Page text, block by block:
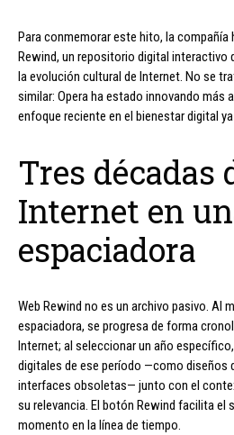
Para conmemorar este hito, la compañía
Rewind, un repositorio digital interactivo
la evolución cultural de Internet. No se
similar: Opera ha estado innovando más
enfoque reciente en el bienestar digital
Tres décadas
Internet en
espaciadora
Web Rewind no es un archivo pasivo. Al
espaciadora, se progresa de forma
Internet; al seleccionar un año
digitales de ese período —como diseños
interfaces obsoletas— junto con el
su relevancia. El botón Rewind facilita el
momento en la línea de tiempo.